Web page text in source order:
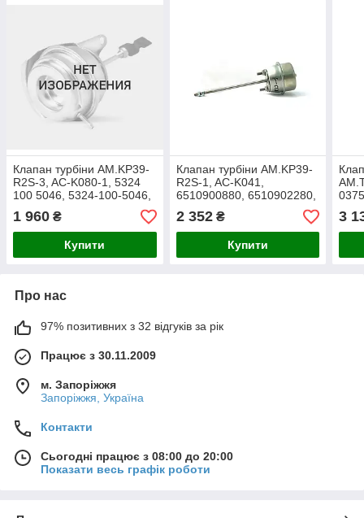
Клапан турбіни AM.KP39-
R2S-3, AC-K080-1, 5324
100 5046, 5324-100-5046,
53241005046, 5439 101
4712, 5439 101 6368
1 960 ₴
Купити
Клапан турбіни AM.KP39-
R2S-1, AC-K041,
6510900880, 6510902280,
6510904780, 6510904880,
6510905280
2 352₴
Купити
3
Про нас
97% позитивних з 32 відгуків за рік
Працює з 30.11.2009
м. Запоріжжя
Запоріжжя, Україна
Контакти
Сьогодні працює з 08:00 до 20:00
Показати весь графік роботи